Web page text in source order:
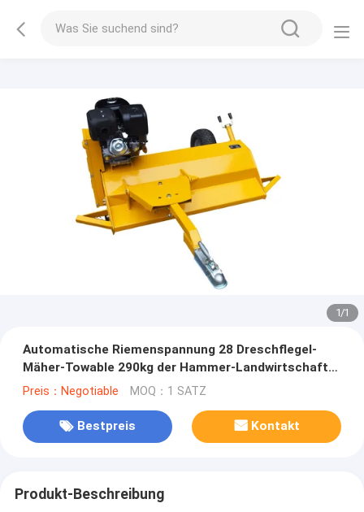
1/1
Automatische Riemenspannung 28 Dreschflegel-
Mäher-Towable 290kg der Hammer-Landwirtschafts-
ATV
Preis：Negotiable MOQ：1 SATZ
Bestpreis Kontakt
Produkt-Beschreibung